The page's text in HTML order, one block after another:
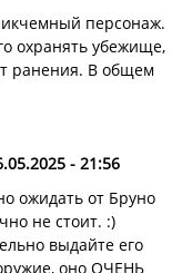
персонаж.
охранять убежище,
ранения. В общем
- 21:56
ожидать от Бруно
не стоит. :)
выдайте его
оно ОЧЕНЬ